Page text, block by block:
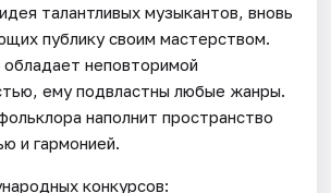
талантливых музыкантов, вновь
публику своим мастерством.
обладает неповторимой
ему подвластны любые жанры.
наполнит пространство
и гармонией.
конкурсов: